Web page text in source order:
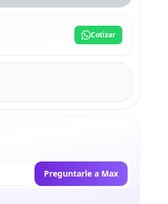
Cotizar
Preguntarle a Max